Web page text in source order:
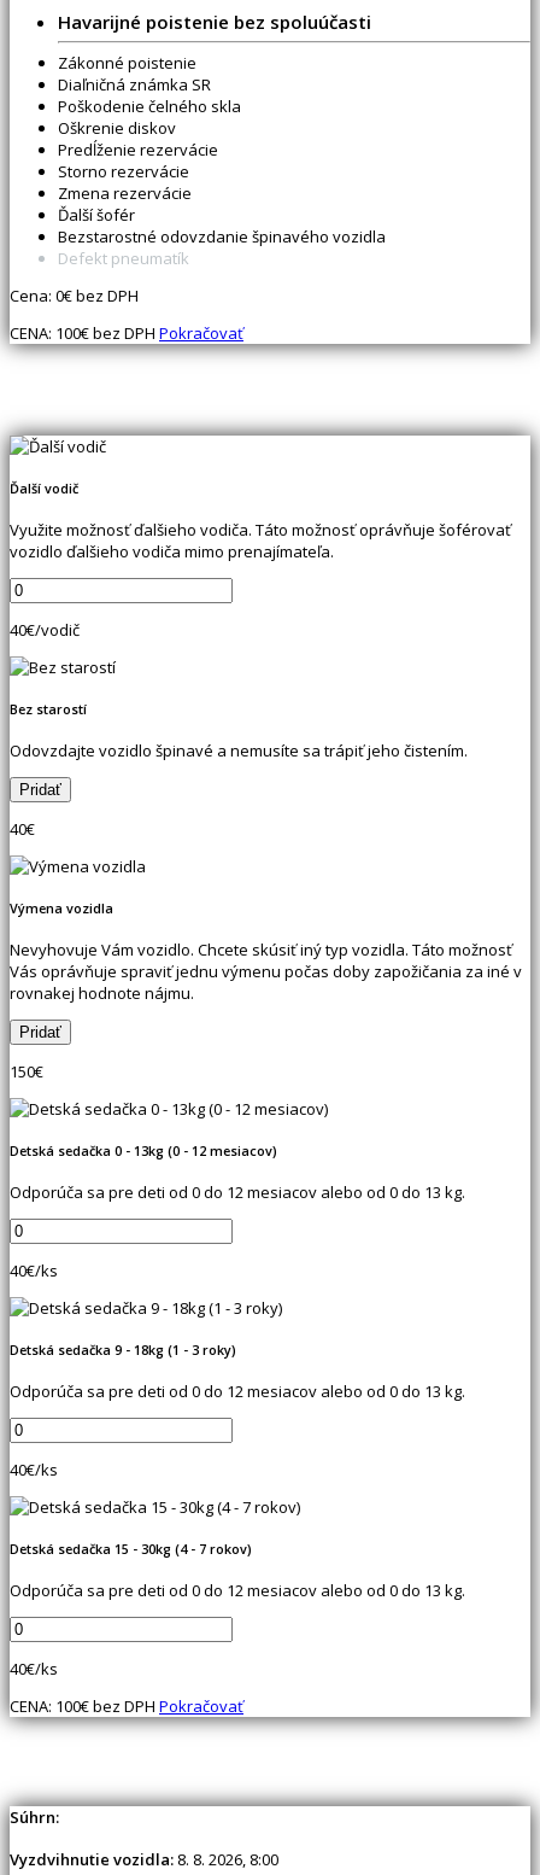
Havarijné poistenie bez spoluúčasti
Zákonné poistenie
Diaľničná známka SR
Poškodenie čelného skla
Oškrenie diskov
Predĺženie rezervácie
Storno rezervácie
Zmena rezervácie
Ďalší šofér
Bezstarostné odovzdanie špinavého vozidla
Defekt pneumatík
Cena: 0€ bez DPH
CENA: 100€ bez DPH Pokračovať
Ďalší vodič
Využite možnosť ďalšieho vodiča. Táto možnosť oprávňuje šoférovať
vozidlo ďalšieho vodiča mimo prenajímateľa.
40€/vodič
Bez starostí
Odovzdajte vozidlo špinavé a nemusíte sa trápiť jeho čistením.
40€
Výmena vozidla
Nevyhovuje Vám vozidlo. Chcete skúsiť iný typ vozidla. Táto možnosť
Vás oprávňuje spraviť jednu výmenu počas doby zapožičania za iné v
rovnakej hodnote nájmu.
150€
Detská sedačka 0 - 13kg (0 - 12 mesiacov)
Odporúča sa pre deti od 0 do 12 mesiacov alebo od 0 do 13 kg.
40€/ks
Detská sedačka 9 - 18kg (1 - 3 roky)
Odporúča sa pre deti od 0 do 12 mesiacov alebo od 0 do 13 kg.
40€/ks
Detská sedačka 15 - 30kg (4 - 7 rokov)
Odporúča sa pre deti od 0 do 12 mesiacov alebo od 0 do 13 kg.
40€/ks
CENA: 100€ bez DPH Pokračovať
Súhrn:
Vyzdvihnutie vozidla: 8. 8. 2026, 8:00